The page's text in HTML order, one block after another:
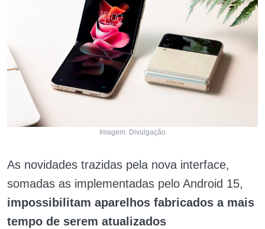
Imagem: Divulgação
As novidades trazidas pela nova interface,
somadas as implementadas pelo Android 15,
impossibilitam aparelhos fabricados a mais
tempo de serem atualizados